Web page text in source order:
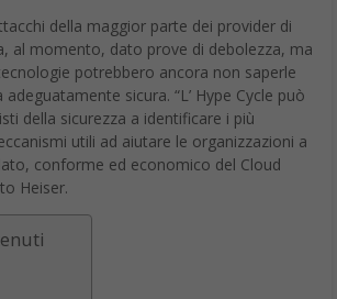
della maggior parte dei provider di
al momento, dato prove di debolezza, ma
potrebbero ancora non saperle
sicura. “L’ Hype Cycle può
della sicurezza a identificare i più
utili ad aiutare le organizzazioni a
conforme ed economico del Cloud
Heiser.